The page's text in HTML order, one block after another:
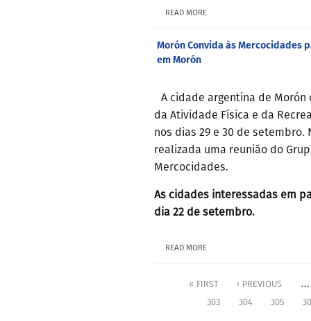
READ MORE
Morón Convida às Mercocidades
em Morón
A cidade argentina de
da Atividade Física e da
nos dias 29 e 30 de
realizada uma reunião do
Mercocidades.
As cidades interessadas em
dia 22 de setembro.
READ MORE
« FIRST ‹ PREVIOUS …
303 304 305